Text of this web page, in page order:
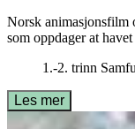
Norsk animasjonsfilm
som oppdager at
1.-2. trinn
Les mer